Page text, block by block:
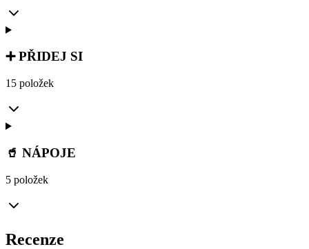
➕ PŘIDEJ SI
15 položek
🥤 NÁPOJE
5 položek
Recenze